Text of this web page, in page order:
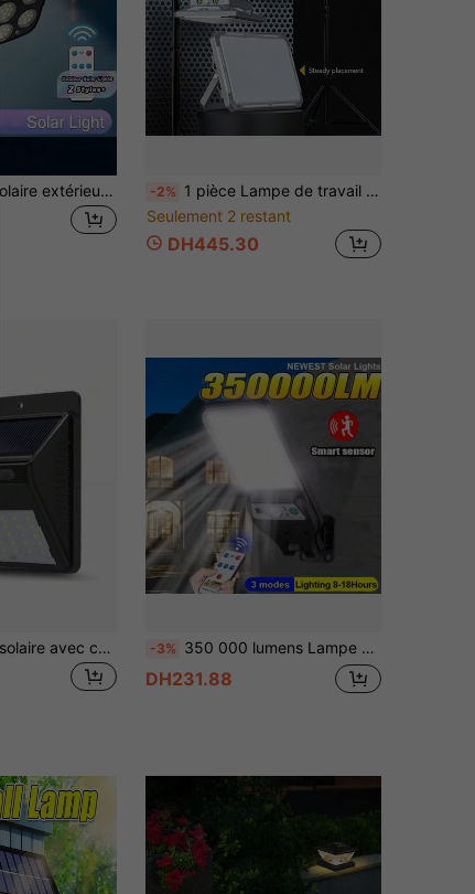
1 pièce Lampe solaire extérieure avec capteur, 2000 lumens, 77 ampoules LED, avec télécommande ; Caméra de surveillance factice sans fil, convient pour le porche d'hôtel, le jardin, la terrasse, l'allée et autres endroits -2% 1 pièce Lampe de travail LED rechargeable lumineuse avec base magnétique puissante, projecteur portatif longue durée, lampe multifonction pour réparation automobile, urgence extérieure et travail
Seulement 2 restant
DH445.30
1 pièce Lumière solaire avec capteur de mouvement PIR 20/25/30 LED, alimentée par énergie solaire, convient pour la cour, l'allée, le jardin de la maison, le patio et autres éclairages extérieurs -3% 350 000 lumens Lampe solaire super brillante avec détecteur de mouvement, lampe solaire pour chemin de jardin, projecteur, lampe murale de extérieure étanche pour cour, allée, garage, parc, éclairage commercial
DH231.88